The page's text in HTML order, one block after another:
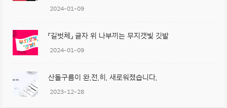
2024-01-09
「길벗체」 글자 위 나부끼는 무지갯빛 깃발
2024-01-09
산돌구름이 완.전.히. 새로워졌습니다.
2023-12-28